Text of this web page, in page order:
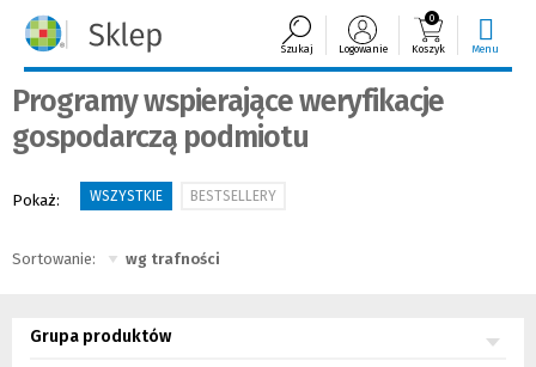
Szukaj Logowanie
0
Koszyk Menu
Programy wspierające weryfikacje
gospodarczą podmiotu
Sortowanie:
Pokaż: WSZYSTKIE BESTSELLERY
Grupa produktów